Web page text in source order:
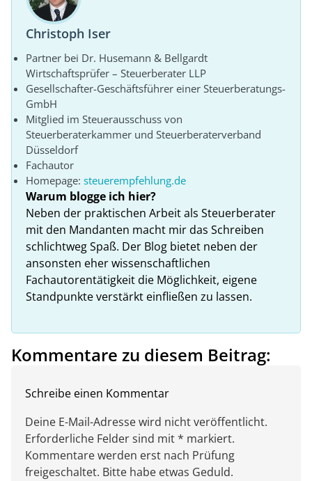
Christoph Iser
Partner bei Dr. Husemann & Bellgardt
Wirtschaftsprüfer – Steuerberater LLP
Gesellschafter-Geschäftsführer einer Steuerberatungs-
GmbH
Mitglied im Steuerausschuss von
Steuerberaterkammer und Steuerberaterverband
Düsseldorf
Fachautor
Homepage: steuerempfehlung.de
Warum blogge ich hier?
Neben der praktischen Arbeit als Steuerberater
mit den Mandanten macht mir das Schreiben
schlichtweg Spaß. Der Blog bietet neben der
ansonsten eher wissenschaftlichen
Fachautorentätigkeit die Möglichkeit, eigene
Standpunkte verstärkt einfließen zu lassen.
Kommentare zu diesem Beitrag:
Schreibe einen Kommentar
Deine E-Mail-Adresse wird nicht veröffentlicht.
Erforderliche Felder sind mit * markiert.
Kommentare werden erst nach Prüfung
freigeschaltet. Bitte habe etwas Geduld.